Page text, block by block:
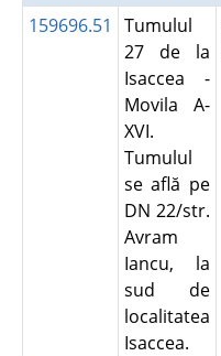
159696.51
Tumulul
27 de la
Isaccea -
Movila A-
XVI.
Tumulul
se află pe
DN 22/str.
Avram
Iancu, la
sud de
localitatea
Isaccea.